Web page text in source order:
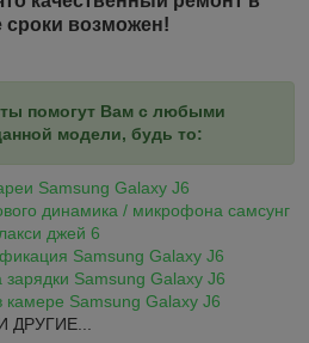
сроки возможен!
помогут Вам с любыми
модели, будь то:
Samsung Galaxy J6
динамика / микрофона самсунг
джей 6
Samsung Galaxy J6
Samsung Galaxy J6
камере Samsung Galaxy J6
ДРУГИЕ...